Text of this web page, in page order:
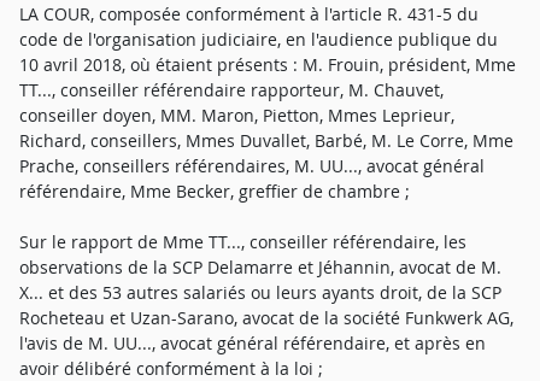
LA COUR, composée conformément à l'article R. 431-5 du
code de l'organisation judiciaire, en l'audience publique du
10 avril 2018, où étaient présents : M. Frouin, président, Mme
TT..., conseiller référendaire rapporteur, M. Chauvet,
conseiller doyen, MM. Maron, Pietton, Mmes Leprieur,
Richard, conseillers, Mmes Duvallet, Barbé, M. Le Corre, Mme
Prache, conseillers référendaires, M. UU..., avocat général
référendaire, Mme Becker, greffier de chambre ;
Sur le rapport de Mme TT..., conseiller référendaire, les
observations de la SCP Delamarre et Jéhannin, avocat de M.
X... et des 53 autres salariés ou leurs ayants droit, de la SCP
Rocheteau et Uzan-Sarano, avocat de la société Funkwerk AG,
l'avis de M. UU..., avocat général référendaire, et après en
avoir délibéré conformément à la loi ;